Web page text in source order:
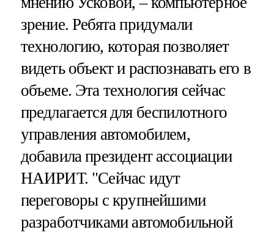
зрение. Ребята придумали
технологию, которая позволяет
видеть объект и распознавать его в
объеме. Эта технология сейчас
предлагается для беспилотного
управления автомобилем,
добавила президент ассоциации
НАИРИТ. "Сейчас идут
переговоры с крупнейшими
разработчиками автомобильной